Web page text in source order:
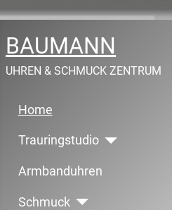
BAUMANN
UHREN & SCHMUCK ZENTRUM
Home
Trauringstudio
Armbanduhren
Schmuck